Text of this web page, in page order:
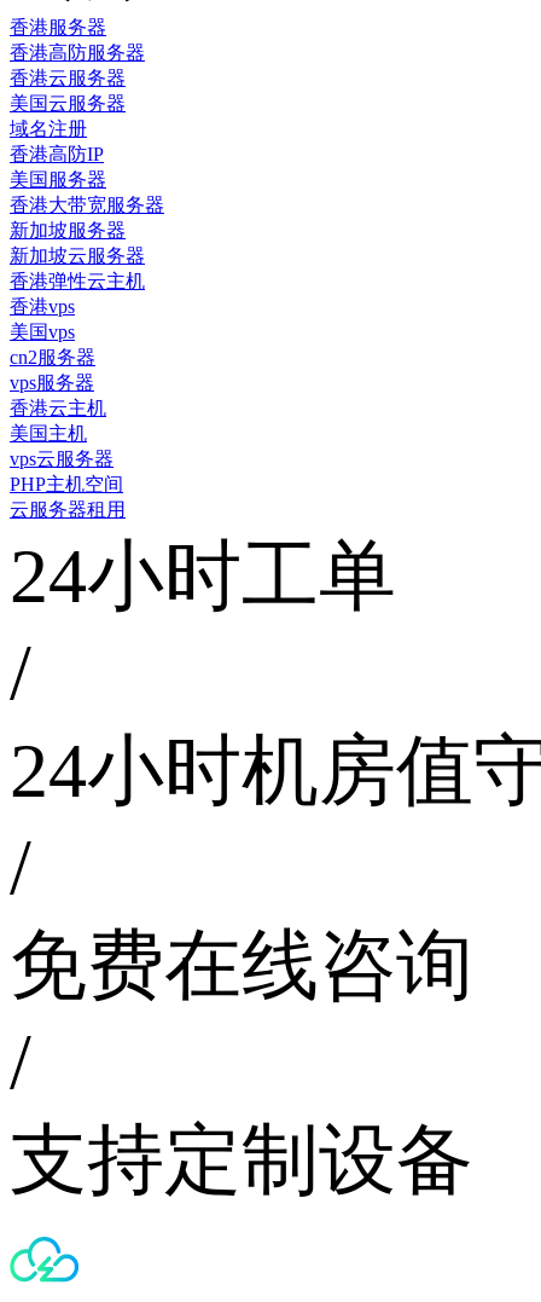
香港服务器
香港高防服务器
香港云服务器
美国云服务器
域名注册
香港高防IP
美国服务器
香港大带宽服务器
新加坡服务器
新加坡云服务器
香港弹性云主机
香港vps
美国vps
cn2服务器
vps服务器
香港云主机
美国主机
vps云服务器
PHP主机空间
云服务器租用
24小时工单
/
24小时机房值
/
免费在线咨询
/
支持定制设备